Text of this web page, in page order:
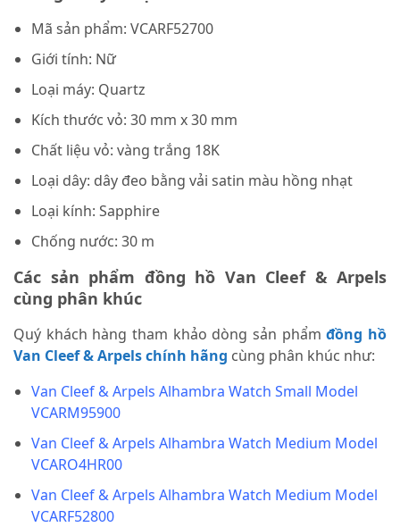
Mã sản phẩm: VCARF52700
Giới tính: Nữ
Loại máy: Quartz
Kích thước vỏ: 30 mm x 30 mm
Chất liệu vỏ: vàng trắng 18K
Loại dây: dây đeo bằng vải satin màu hồng nhạt
Loại kính: Sapphire
Chống nước: 30 m
Các sản phẩm đồng hồ Van Cleef & Arpels
cùng phân khúc
Quý khách hàng tham khảo dòng sản phẩmđồng hồ
Van Cleef & Arpels chính hãng cùng phân khúc như:
Van Cleef & Arpels Alhambra Watch Small Model
VCARM95900
Van Cleef & Arpels Alhambra Watch Medium Model
VCARO4HR00
Van Cleef & Arpels Alhambra Watch Medium Model
VCARF52800